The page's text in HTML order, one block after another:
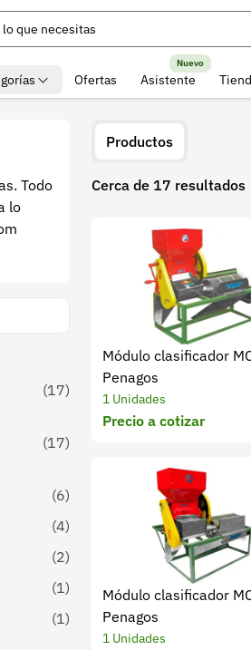
lo que necesitas
Ofertas Asistente
Nuevo
lo
(17)
(17)
(6)
(4)
(2)
(1)
(1)
Productos
Cerca de 17 resultados
Módulo clasificador
Penagos
1 Unidades
Precio a cotizar
Módulo clasificador
Penagos
1 Unidades